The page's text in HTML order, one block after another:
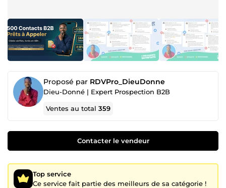
Proposé par RDVPro_DieuDonne
Dieu-Donné | Expert Prospection B2B
Ventes au total359
Contacter le vendeur
Top service
Ce service fait partie des meilleurs de sa catégorie !